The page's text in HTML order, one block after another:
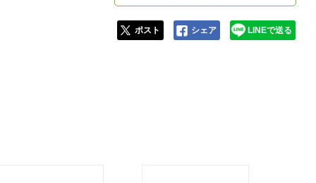
ポスト シェア LINEで送る